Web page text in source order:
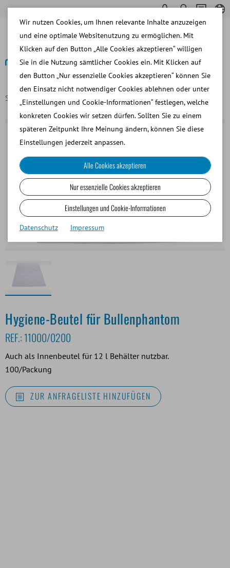
Startseite Hygiene-Beutel für Bullenphantom
Zurück
Hygiene-Beutel für Bullenphantom
REF.: 11000/0200
Auch als Innenbeutel für 12 l Behälter nutzbar.
100/Packung
ZUR ANFRAGELISTE HINZUFÜGEN
Wir nutzen Cookies, um Ihnen relevante Inhalte anzuzeigen
und eine optimale Websitenutzung zu ermöglichen. Mit
Klicken auf den Button „Alle Cookies akzeptieren“ willigen
Sie in die Nutzung sämtlicher Cookies ein. Mit Klicken auf
den Button „Nur essenzielle Cookies akzeptieren“ können Sie
den Einsatz nicht notwendiger Cookies ablehnen oder unter
„Einstellungen und Cookie-Informationen“ festlegen, welche
konkreten Cookies wir setzen dürfen. Sollten Sie zu einem
späteren Zeitpunkt Ihre Meinung ändern, können Sie diese
Einstellungen jederzeit anpassen.
Alle Cookies akzeptieren
Nur essenzielle Cookies akzeptieren
Einstellungen und Cookie-Informationen
Datenschutz Impressum